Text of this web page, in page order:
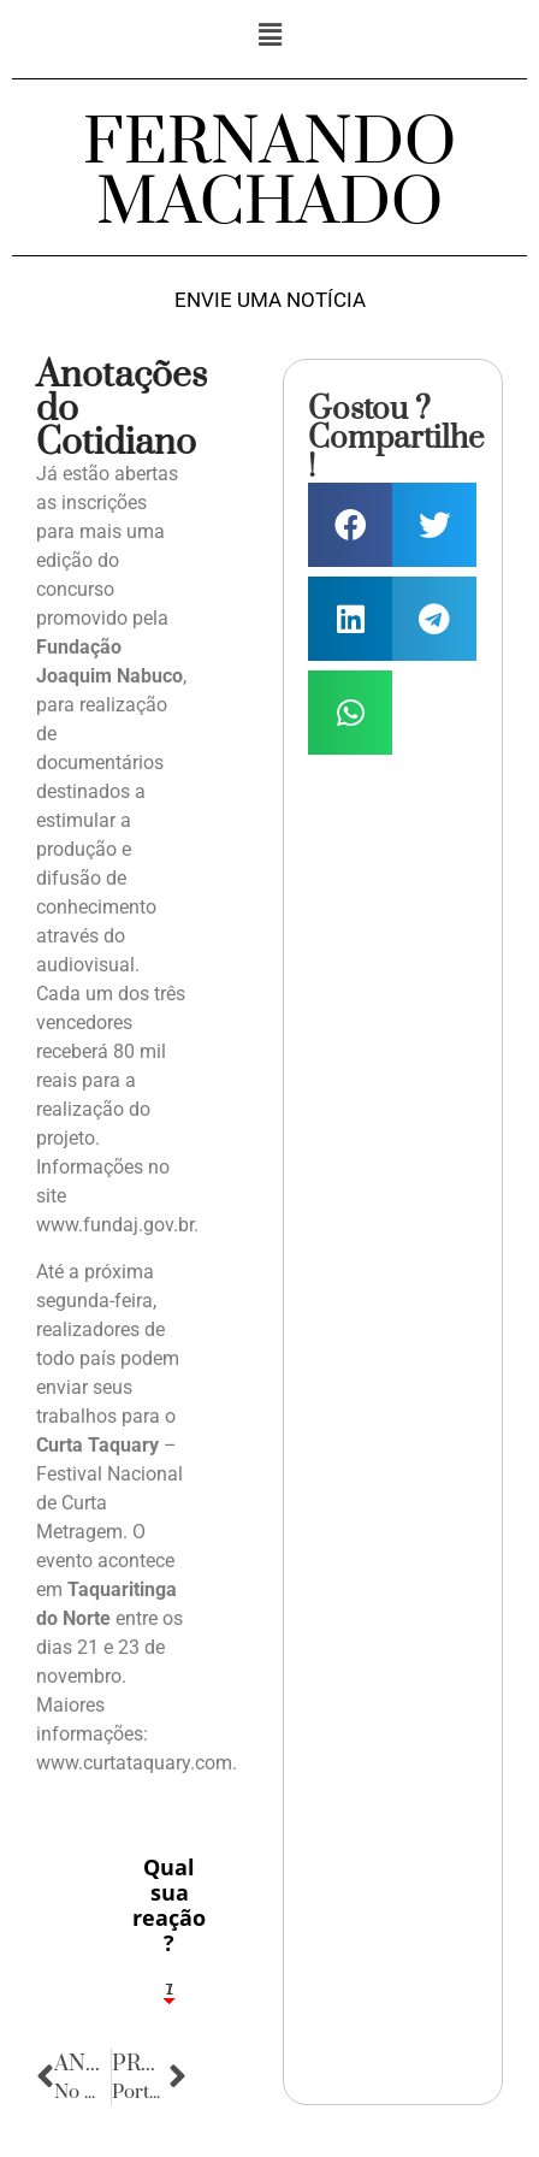
FERNANDO
MACHADO
ENVIE UMA NOTÍCIA
Anotações
do
Cotidiano
Já estão abertas
as inscrições
para mais uma
edição do
concurso
promovido pela
Fundação
Joaquim Nabuco,
para realização
de
documentários
destinados a
estimular a
produção e
difusão de
conhecimento
através do
audiovisual.
Cada um dos três
vencedores
receberá 80 mil
reais para a
realização do
projeto.
Informações no
site
www.fundaj.gov.br.
Até a próxima
segunda-feira,
realizadores de
todo país podem
enviar seus
trabalhos para o
Curta Taquary –
Festival Nacional
de Curta
Metragem. O
evento acontece
em Taquaritinga
do Norte entre os
dias 21 e 23 de
novembro.
Maiores
informações:
www.curtataquary.com.
Qual
sua
reação
?
1
7
ANTERIOR
No mundo dos Esportes
PRÓXIMA
Porta Retratos
Gostou ?
Compartilhe
!